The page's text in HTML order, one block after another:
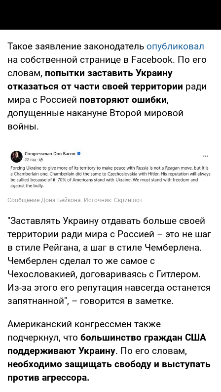
Такое заявление законодатель опубликовал
на собственной странице в Facebook. По его
словам, попытки заставить Украину
отказаться от части своей территории ради
мира с Россией повторяют ошибки,
допущенные накануне Второй мировой
войны.
"Заставлять Украину отдавать больше своей
территории ради мира с Россией – это не шаг
в стиле Рейгана, а шаг в стиле Чемберлена.
Чемберлен сделал то же самое с
Чехословакией, договариваясь с Гитлером.
Из-за этого его репутация навсегда останется
запятнанной", – говорится в заметке.
Американский конгрессмен также
подчеркнул, что большинство граждан США
поддерживают Украину. По его словам,
необходимо защищать свободу и выступать
против агрессора.